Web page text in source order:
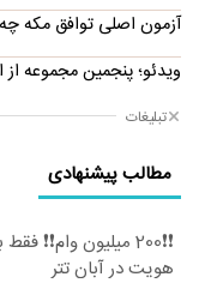
آزمون اصلی توافق مکه
ویدئو؛ پنجمین مجموعه
تبلیغات
مطالب پیشنهادی
❗❗200 میلیون وام❗❗
هویت در آبان تتر